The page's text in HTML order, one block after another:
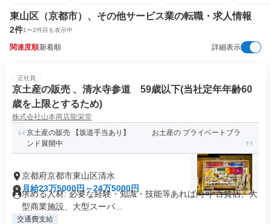
東山区（京都市）、その他サービス業の転職・求人情報
2件1〜2件目を表示中
関連度順新着順 詳細表示
正社員
京土産の販売 、清水寺参道 59歳以下(当社定年年齢60
歳を上限とするため)
株式会社山本商店龍栄堂
京土産の販売 【坂道手当あり】 お土産の プライベートブラ
ンド展開中
京都府京都市東山区清水
月給23万5000円～24万5000円
求める人材: 必要な経験・知識・技能等あれば尚可 百貨店、大
型商業施設、大型スーパ...
交通費支給